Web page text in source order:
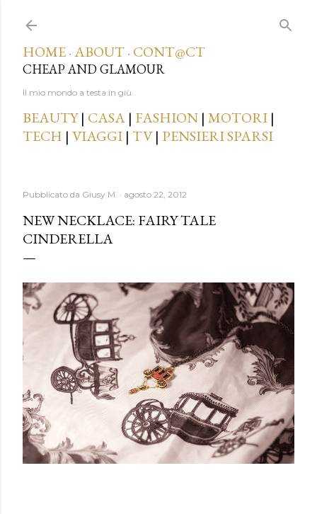
HOME · ABOUT · CONT@CT
CHEAP AND GLAMOUR
Il mio mondo a testa in giù.
BEAUTY| CASA | FASHION | MOTORI |
TECH | VIAGGI | TV| PENSIERI SPARSI
Pubblicato da Giusy M. agosto 22, 2012
NEW NECKLACE: FAIRY TALE
CINDERELLA